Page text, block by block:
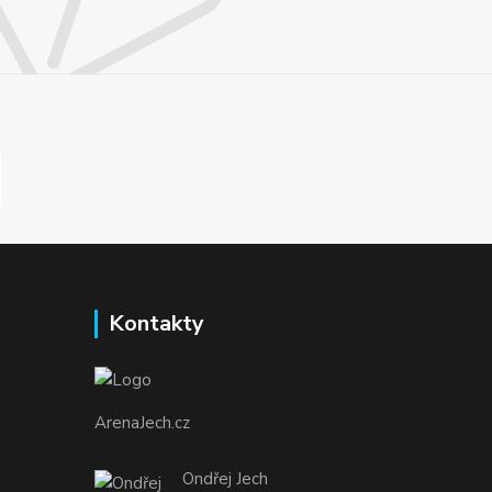
Kontakty
ArenaJech.cz
Ondřej Jech